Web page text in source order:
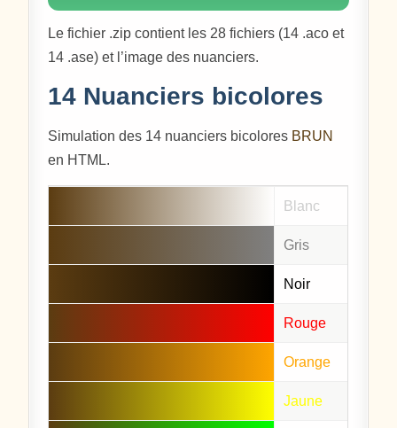
Le fichier .zip contient les 28 fichiers (14 .aco et
14 .ase) et l’image des nuanciers.
14 Nuanciers bicolores
Simulation des 14 nuanciers bicolores BRUN
en HTML.
Blanc
Gris
Noir
Rouge
Orange
Jaune